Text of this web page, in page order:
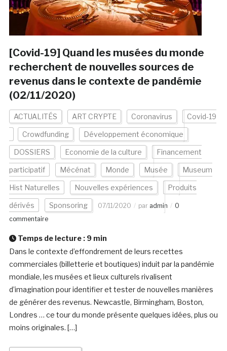
[Covid-19] Quand les musées du monde
recherchent de nouvelles sources de
revenus dans le contexte de pandémie
(02/11/2020)
ACTUALITÉS ART CRYPTE Coronavirus Covid-19
Crowdfunding Développement économique
DOSSIERS Economie de la culture Financement
participatif Mécénat Monde Musée Museum
Hist Naturelles Nouvelles expériences Produits
dérivés Sponsoring 07/11/2020 par admin
0
commentaire
Temps de lecture : 9 min
Dans le contexte d’effondrement de leurs recettes
commerciales (billetterie et boutiques) induit par la pandémie
mondiale, les musées et lieux culturels rivalisent
d’imagination pour identifier et tester de nouvelles manières
de générer des revenus. Newcastle, Birmingham, Boston,
Londres … ce tour du monde présente quelques idées, plus ou
moins originales. […]